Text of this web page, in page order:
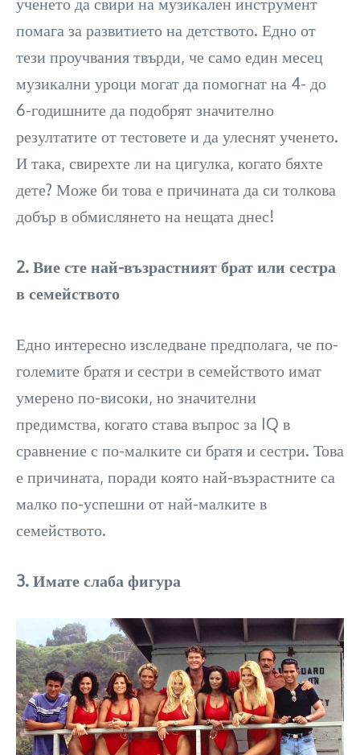
помага за развитието на детството. Едно от
тези проучвания твърди, че само един месец
музикални уроци могат да помогнат на 4- до
6-годишните да подобрят значително
резултатите от тестовете и да улеснят ученето.
И така, свирехте ли на цигулка, когато бяхте
дете? Може би това е причината да си толкова
добър в обмислянето на нещата днес!
2. Вие сте най-възрастният брат или сестра
в семейството
Едно интересно изследване предполага, че по-
големите братя и сестри в семейството имат
умерено по-високи, но значителни
предимства, когато става въпрос за IQ в
сравнение с по-малките си братя и сестри. Това
е причината, поради която най-възрастните са
малко по-успешни от най-малките в
семейството.
3. Имате слаба фигура